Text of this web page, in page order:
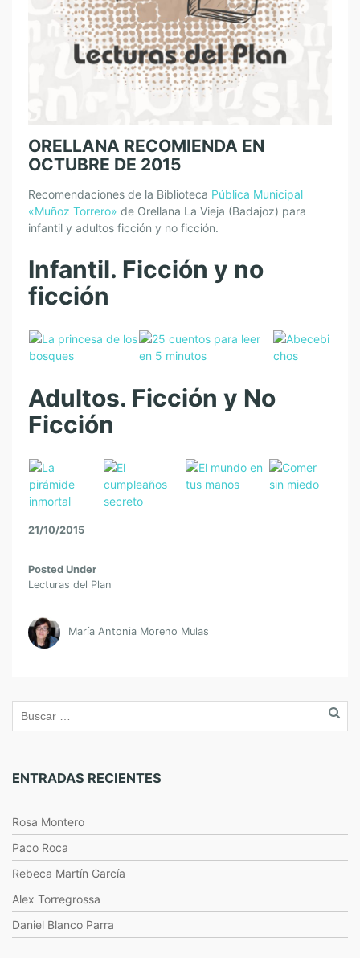
ORELLANA RECOMIENDA EN
OCTUBRE DE 2015
Recomendaciones de la Biblioteca Pública Municipal
«Muñoz Torrero» de Orellana La Vieja (Badajoz) para
infantil y adultos ficción y no ficción.
Infantil. Ficción y no
ficción
Adultos. Ficción y No
Ficción
21/10/2015
Posted Under
Lecturas del Plan
María Antonia Moreno Mulas
ENTRADAS RECIENTES
Rosa Montero
Paco Roca
Rebeca Martín García
Alex Torregrossa
Daniel Blanco Parra